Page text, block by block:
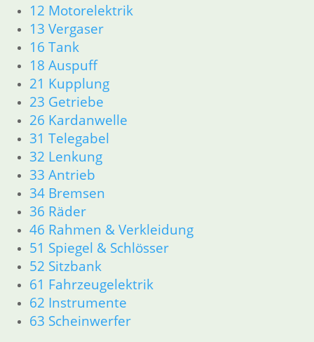
12 Motorelektrik
13 Vergaser
16 Tank
18 Auspuff
21 Kupplung
23 Getriebe
26 Kardanwelle
31 Telegabel
32 Lenkung
33 Antrieb
34 Bremsen
36 Räder
46 Rahmen & Verkleidung
51 Spiegel & Schlösser
52 Sitzbank
61 Fahrzeugelektrik
62 Instrumente
63 Scheinwerfer
63 Scheinwerfer
R80GS ab 1991 bis R100GS PD R80 Basic
11 Motor
Dichtungen
Zylinderkopf
Kolben/Kolbenringe
12 Motorelektrik
13 Vergaser
16 Tank
18 Auspuff
21 Kupplung
23 Getriebe
31 Telegabel
26 Kardanwelle
32 Lenkung
33 Antrieb
36 Räder
34 Bremsen
46 Rahmen & Verkleidung
51 Spiegel & Schlösser __PDR80Basic